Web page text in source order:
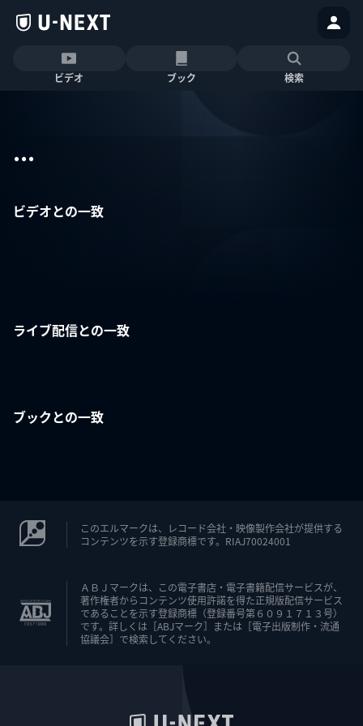
ビデオ ブック 検索
...
ビデオとの一致
ライブ配信との一致
ブックとの一致
このエルマークは、レコード会社・映像製作会社が提供する
コンテンツを示す登録商標です。RIAJ70024001
ＡＢＪマークは、この電子書店・電子書籍配信サービスが、
著作権者からコンテンツ使用許諾を得た正規版配信サービス
であることを示す登録商標（登録番号第６０９１７１３号）
です。詳しくは［ABJマーク］または［電子出版制作・流通
協議会］で検索してください。